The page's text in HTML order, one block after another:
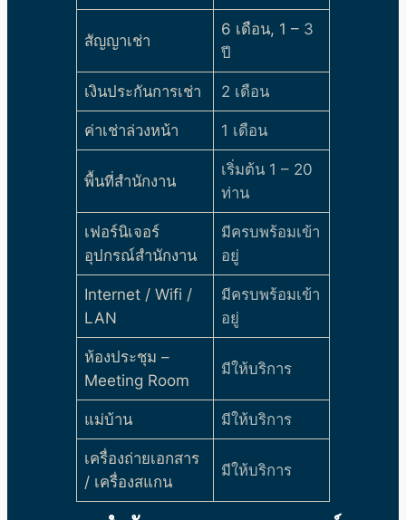
สัญญาเช่า
6 เดือน, 1 – 3
ปี
เงินประกันการเช่า 2 เดือน
ค่าเช่าล่วงหน้า 1 เดือน
พื้นที่สำนักงาน
เริ่มต้น 1 – 20
ท่าน
เฟอร์นิเจอร์
อุปกรณ์สำนักงาน
มีครบพร้อมเข้า
อยู่
Internet / Wifi /
LAN
มีครบพร้อมเข้า
อยู่
ห้องประชุม –
Meeting Room
มีให้บริการ
แม่บ้าน มีให้บริการ
เครื่องถ่ายเอกสาร
/ เครื่องสแกน
มีให้บริการ